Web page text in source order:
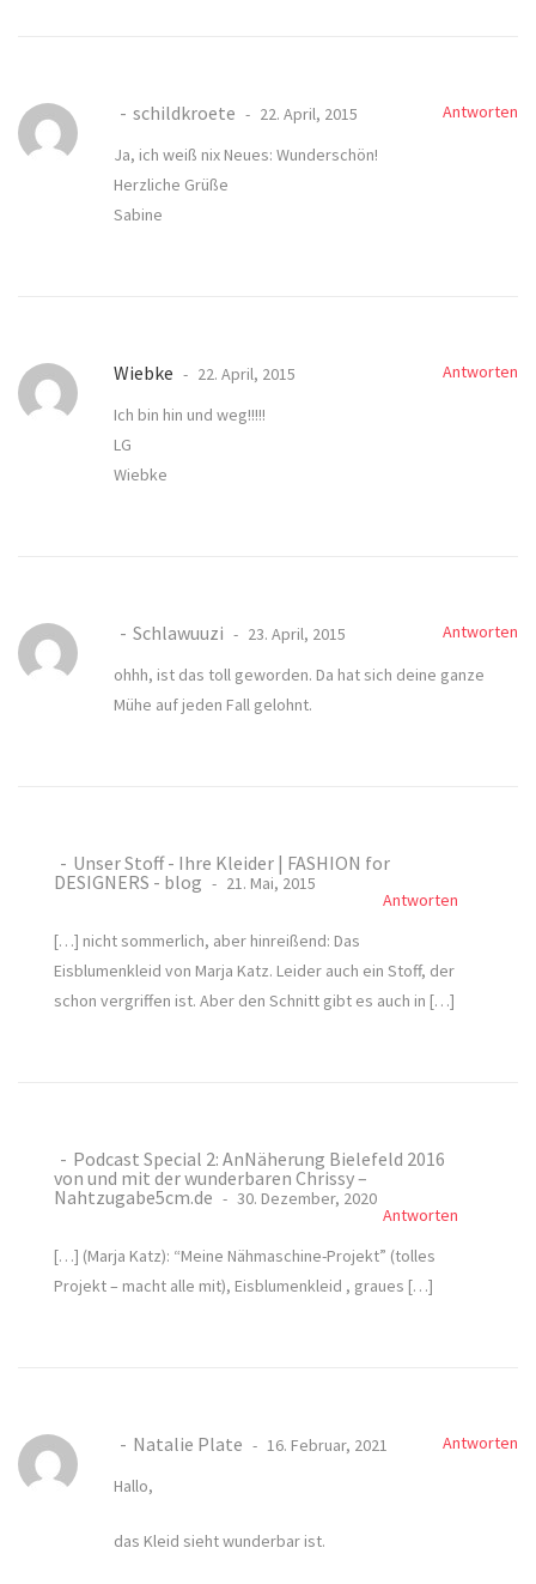
schildkroete 22. April, 2015
Antworten
Ja, ich weiß nix Neues: Wunderschön!
Herzliche Grüße
Sabine
Wiebke 22. April, 2015
Antworten
Ich bin hin und weg!!!!!
LG
Wiebke
Schlawuuzi 23. April, 2015
Antworten
ohhh, ist das toll geworden. Da hat sich deine ganze
Mühe auf jeden Fall gelohnt.
Unser Stoff - Ihre Kleider | FASHION for
DESIGNERS - blog
21. Mai, 2015
Antworten
[…] nicht sommerlich, aber hinreißend: Das
Eisblumenkleid von Marja Katz. Leider auch ein Stoff, der
schon vergriffen ist. Aber den Schnitt gibt es auch in […]
Podcast Special 2: AnNäherung Bielefeld 2016
von und mit der wunderbaren Chrissy –
Nahtzugabe5cm.de
30. Dezember, 2020
Antworten
[…] (Marja Katz): “Meine Nähmaschine-Projekt” (tolles
Projekt – macht alle mit), Eisblumenkleid , graues […]
Natalie Plate 16. Februar, 2021
Antworten
Hallo,
das Kleid sieht wunderbar ist.